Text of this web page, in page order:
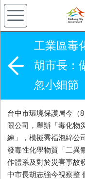
工業區毒
胡市長：
忽小細節
台中市環境保護局今（
限公司，舉辦「毒化物
練」，模擬喬福泡綿公
發毒性化學物質「二異
作體系及對於災害事故
中市長胡志強今視察整